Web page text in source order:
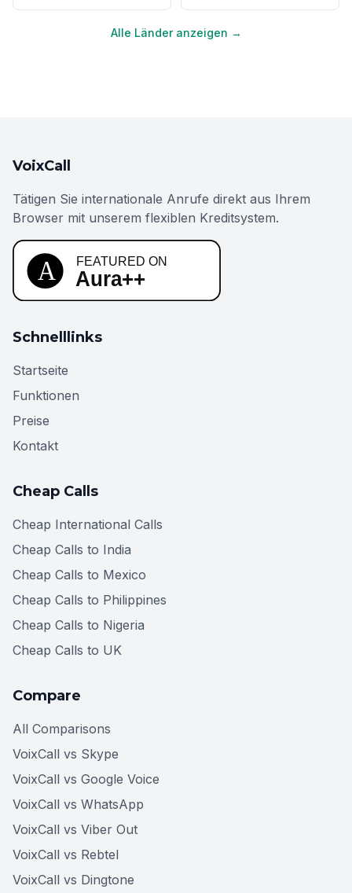
Alle Länder anzeigen →
VoixCall
Tätigen Sie internationale Anrufe direkt aus Ihrem
Browser mit unserem flexiblen Kreditsystem.
Schnelllinks
Startseite
Funktionen
Preise
Kontakt
Cheap Calls
Cheap International Calls
Cheap Calls to India
Cheap Calls to Mexico
Cheap Calls to Philippines
Cheap Calls to Nigeria
Cheap Calls to UK
Compare
All Comparisons
VoixCall vs Skype
VoixCall vs Google Voice
VoixCall vs WhatsApp
VoixCall vs Viber Out
VoixCall vs Rebtel
VoixCall vs Dingtone